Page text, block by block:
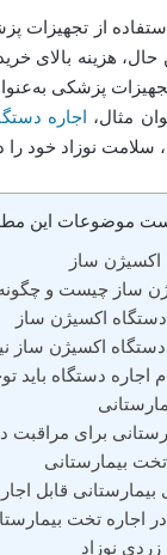
از تجهیزات
هزینه بالای
تجهیزات پزشکی
مثال،
اجاره
سلامت نوزاد خود را
موضوعات این
اکسیژن ساز
ساز چیست و
دستگاه اکسیژن ساز
اکسیژن ساز
اجاره دستگاه باید
برای
تخت بیمارستانی
بیمارستانی قابل
در اجاره تخت
زردی نوزاد